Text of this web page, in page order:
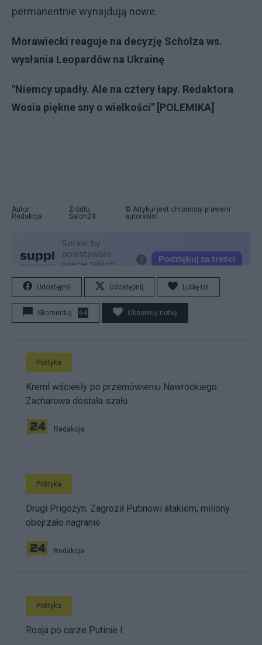
permanentnie wynajdują nowe.
Morawiecki reaguje na decyzję Scholza ws.
wysłania Leopardów na Ukrainę
"Niemcy upadły. Ale na cztery łapy. Redaktora
Wosia piękne sny o wielkości" [POLEMIKA]
Autor:
Redakcja
Źródło:
Salon24
© Artykuł jest chroniony prawem
autorskim.
Udostępnij Udostępnij Lubię to!
Skomentuj 64 Obserwuj notkę
Polityka
Kreml wściekły po przemówieniu Nawrockiego.
Zacharowa dostała szału
Redakcja
Polityka
Drugi Prigożyn. Zagroził Putinowi atakiem, miliony
obejrzało nagranie
Redakcja
Polityka
Rosja po carze Putinie I